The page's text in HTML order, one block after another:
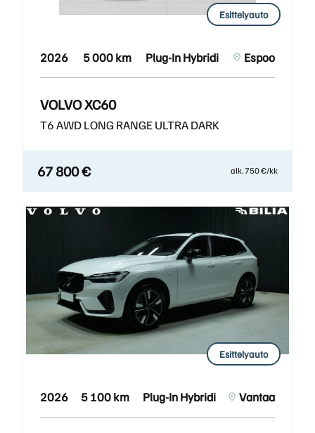
Esittelyauto
2026 5 000 km Plug-In Hybridi Espoo
VOLVO XC60
T6 AWD LONG RANGE ULTRA DARK
67 800 € alk. 750 €/kk
Esittelyauto
2026 5 100 km Plug-In Hybridi Vantaa